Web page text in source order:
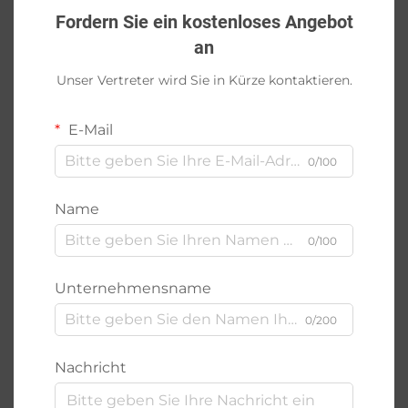
Fordern Sie ein kostenloses Angebot
an
Unser Vertreter wird Sie in Kürze kontaktieren.
E-Mail
0/100
Name
0/100
Unternehmensname
0/200
Nachricht